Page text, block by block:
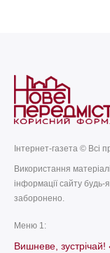
Інтернет-газета © Всі
Використання
інформації сайту
заборонено.
Меню 1:
Вишневе, зустрічай!